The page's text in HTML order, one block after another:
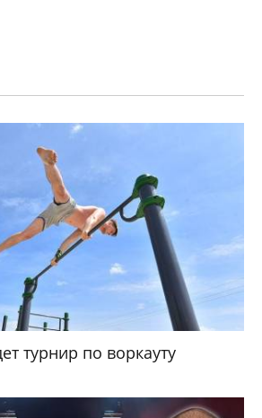
турнир по воркауту